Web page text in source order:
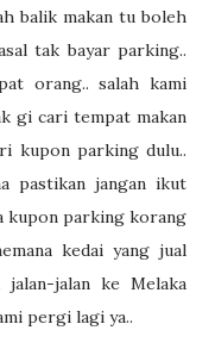
balik makan tu boleh
tak bayar parking..
orang.. salah kami
gi cari tempat makan
kupon parking dulu..
pastikan jangan ikut
kupon parking korang
kedai yang jual
jalan ke Melaka
pergi lagi ya..